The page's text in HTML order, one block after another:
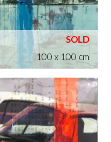
100 x 100 cm